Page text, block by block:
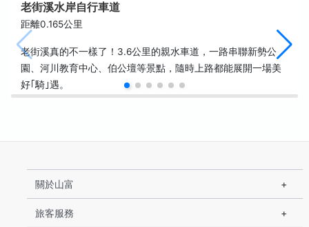
老街溪水岸自行車道
距離0.165公里
老街溪真的不一樣了！3.6公里的親水車道，一路串聯新勢公
園、河川教育中心、伯公壇等景點，隨時上路都能展開一場美
好｢騎｣遇。
關於山富
旅客服務